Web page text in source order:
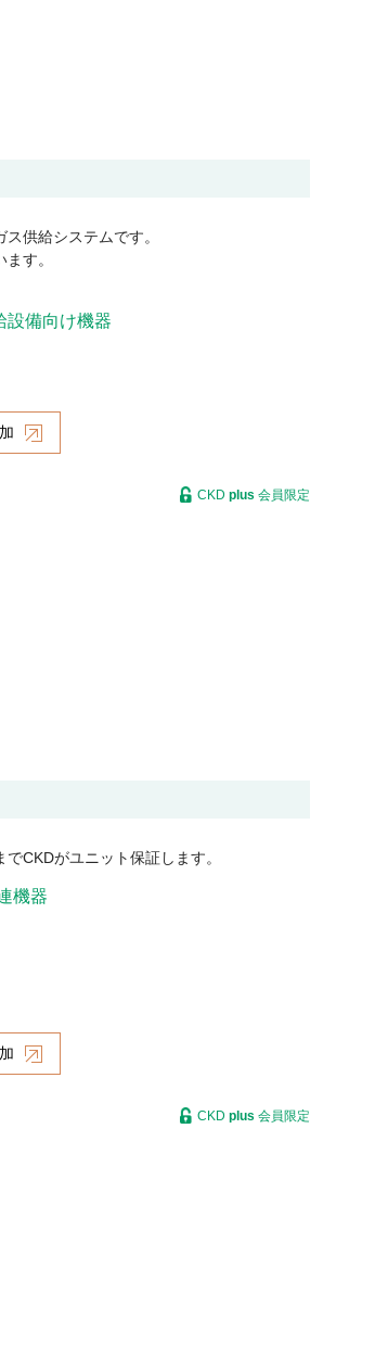
供給システムです。
す。
設備向け機器
CKD plus 会員限定
CKDがユニット保証します。
機器
CKD plus 会員限定